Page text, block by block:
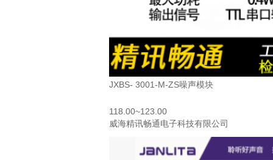
JXBS- 3001-M-ZS噪声模块
118.00~123.00
威海精讯畅通电子科技有限公司